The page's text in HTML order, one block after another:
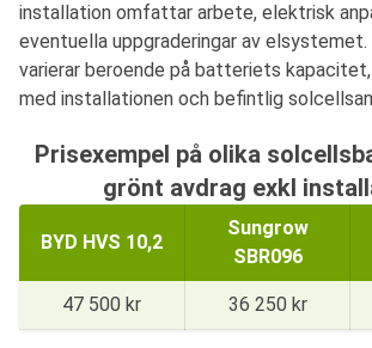
installation omfattar arbete, elektrisk
eventuella uppgraderingar av
varierar beroende på batteriets
med installationen och befintlig
Prisexempel på olika
grönt avdrag exkl
BYD HVS 10,2
Sungrow
SBR096
47 500 kr 36 250 kr